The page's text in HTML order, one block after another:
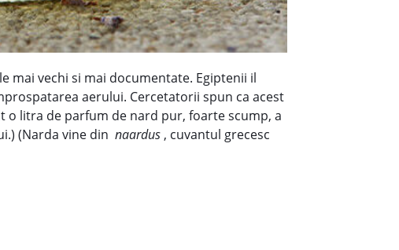
mai vechi si mai documentate. Egiptenii il
aerului. Cercetatorii spun ca acest
o litra de parfum de nard pur, foarte scump, a
(Narda vine din naardus, cuvantul grecesc